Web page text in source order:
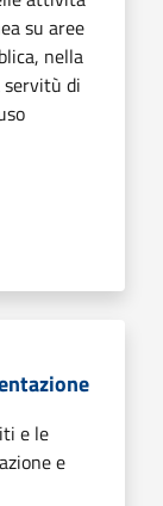
su aree
nella
di
e le
e